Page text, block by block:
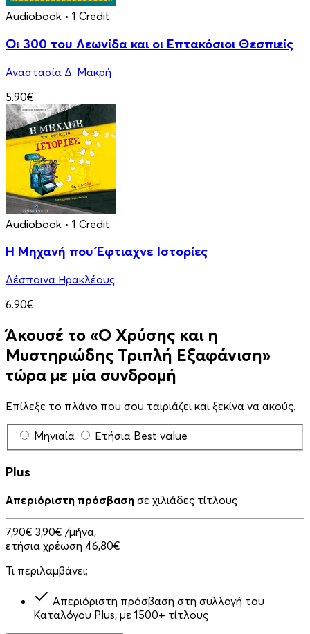
Audiobook • 1 Credit
Οι 300 του Λεωνίδα και οι Eπτακόσιοι Θεσπιείς
Αναστασία Δ. Μακρή
5.90€
Audiobook • 1 Credit
Η Μηχανή που Έφτιαχνε Ιστορίες
Δέσποινα Ηρακλέους
6.90€
Άκουσέ το «Ο Χρύσης και η
Μυστηριώδης Τριπλή Εξαφάνιση»
τώρα με μία συνδρομή
Επίλεξε το πλάνο που σου ταιριάζει και ξεκίνα να ακούς.
Μηνιαία Ετήσια Best value
Plus
Απεριόριστη πρόσβαση σε χιλιάδες τίτλους
7,90€ 3,90€ /μήνα,
ετήσια χρέωση 46,80€
Τι περιλαμβάνει;
Απεριόριστη πρόσβαση στη συλλογή του
Καταλόγου Plus, με 1500+ τίτλους